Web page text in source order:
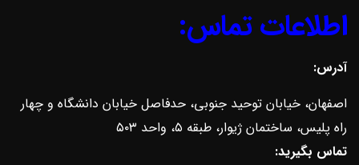
اطلاعات تماس:
آدرس:
اصفهان، خیابان توحید جنوبی، حدفاصل خیابان دانشگاه و چهار
راه پلیس، ساختمان ژیوار، طبقه ۵، واحد ۵۰۳
تماس بگیرید: